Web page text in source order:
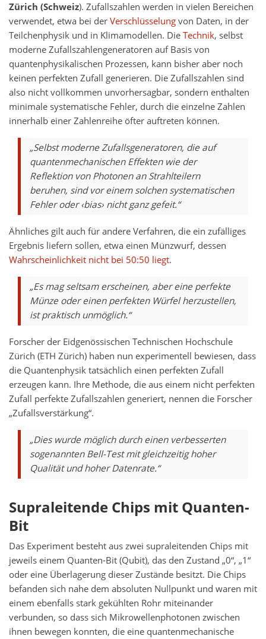
Zürich (Schweiz). Zufallszahlen werden in vielen Bereichen
verwendet, etwa bei derVerschlüsselungvon Daten, in der
Teilchenphysik und in Klimamodellen. DieTechnik, selbst
moderne Zufallszahlengeneratoren auf Basis von
quantenphysikalischen Prozessen, kann bisher aber noch
keinen perfekten Zufall generieren. Die Zufallszahlen sind
also nicht vollkommen unvorhersagbar, sondern enthalten
minimale systematische Fehler, durch die einzelne Zahlen
innerhalb einer Zahlenreihe öfter auftreten können.
„Selbst moderne Zufallsgeneratoren, die auf
quantenmechanischen Effekten wie der
Reflektion von Photonen an Strahlteilern
beruhen, sind vor einem solchen systematischen
Fehler oder ‹bias› nicht ganz gefeit.“
Ähnliches gilt auch für andere Verfahren, die ein zufälliges
Ergebnis liefern sollen, etwa einen Münzwurf, dessen
Wahrscheinlichkeit nicht bei 50:50 liegt.
„Es mag seltsam erscheinen, aber eine perfekte
Münze oder einen perfekten Würfel herzustellen,
ist praktisch unmöglich.“
Forscher der Eidgenössischen Technischen Hochschule
Zürich (ETH Zürich) haben nun experimentell bewiesen, dass
die Quantenphysik tatsächlich einen perfekten Zufall
erzeugen kann. Ihre Methode, die aus einem nicht perfekten
Zufall perfekte Zufallszahlen generiert, nennen die Forscher
„Zufallsverstärkung“.
„Dies wurde möglich durch einen verbesserten
sogenannten Bell-Test mit gleichzeitig hoher
Qualität und hoher Datenrate.“
Supraleitende Chips mit Quanten-
Bit
Das Experiment besteht aus zwei supraleitenden Chips mit
jeweils einem Quanten-Bit (Qubit), das den Zustand „0“, „1“
oder eine Überlagerung dieser Zustände besitzt. Die Chips
befanden sich nahe dem absoluten Nullpunkt und waren mit
einem ebenfalls stark gekühlten Rohr miteinander
verbunden, so dass sich Mikrowellenphotonen zwischen
ihnen bewegen konnten, die eine quantenmechanische